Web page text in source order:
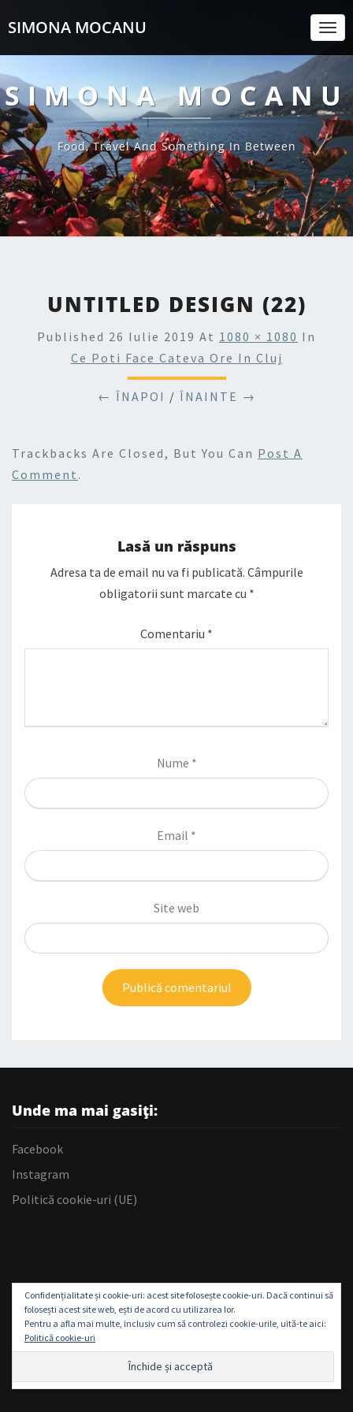
SIMONA MOCANU
SIMONA MOCANU
Food, Travel And Something In Between
UNTITLED DESIGN (22)
Published 26 Iulie 2019 At 1080 × 1080 In
Ce Poti Face Cateva Ore In Cluj
← ÎNAPOI / ÎNAINTE →
Trackbacks Are Closed, But You Can Post A
Comment .
Lasă un răspuns
Adresa ta de email nu va fi publicată. Câmpurile
obligatorii sunt marcate cu *
Comentariu *
Nume *
Email *
Site web
Unde ma mai gasiți:
Facebook
Instagram
Politică cookie-uri (UE)
Confidențialitate și cookie-uri: acest site folosește cookie-uri. Dacă continui să
folosești acest site web, ești de acord cu utilizarea lor.
Pentru a afla mai multe, inclusiv cum să controlezi cookie-urile, uită-te aici:
Politică cookie-uri